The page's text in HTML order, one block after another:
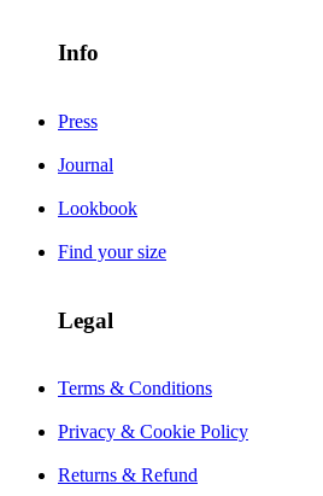
Info
Press
Journal
Lookbook
Find your size
Legal
Terms & Conditions
Privacy & Cookie Policy
Returns & Refund